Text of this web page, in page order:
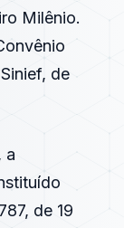
Milênio.
, de
a
de 19